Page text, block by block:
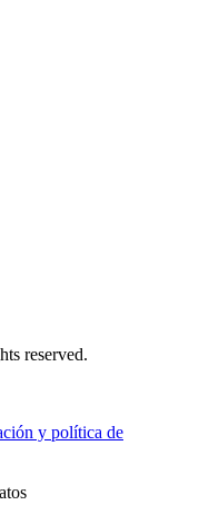
reserved.
y política de